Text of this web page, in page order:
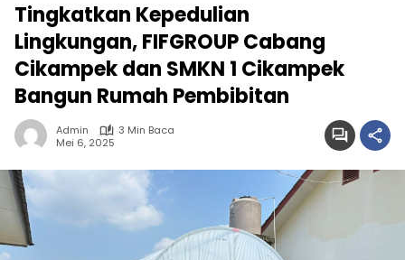
Tingkatkan Kepedulian
Lingkungan, FIFGROUP Cabang
Cikampek dan SMKN 1 Cikampek
Bangun Rumah Pembibitan
Admin
3 Min Baca
Mei 6, 2025